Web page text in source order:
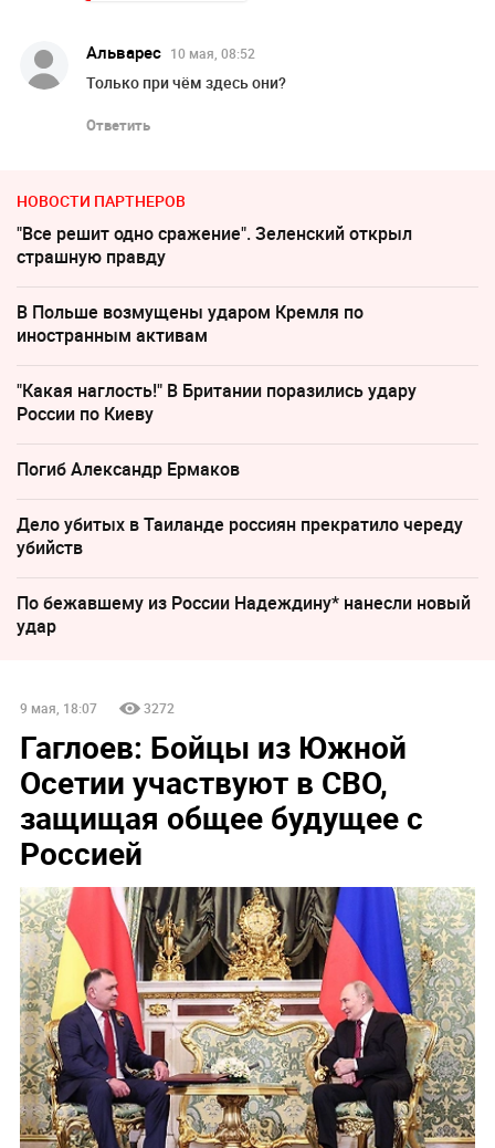
Альварес 10 мая, 08:52
Только при чём здесь они?
Ответить
НОВОСТИ ПАРТНЕРОВ
"Все решит одно сражение". Зеленский открыл
страшную правду
В Польше возмущены ударом Кремля по
иностранным активам
"Какая наглость!" В Британии поразились удару
России по Киеву
Погиб Александр Ермаков
Дело убитых в Таиланде россиян прекратило череду
убийств
По бежавшему из России Надеждину* нанесли новый
удар
9 мая, 18:07 3272
Гаглоев: Бойцы из Южной
Осетии участвуют в СВО,
защищая общее будущее с
Россией